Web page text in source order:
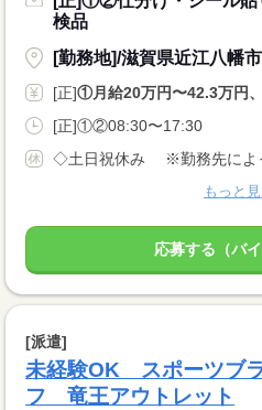
検品
[勤務地]/滋賀県近江八幡
[正]①月給20万円〜42.3万円
[正]①②08:30〜17:30
もっと
応募する（バイ
[派遣]
未経験OK スポーツブ
フ 竜王アウトレット